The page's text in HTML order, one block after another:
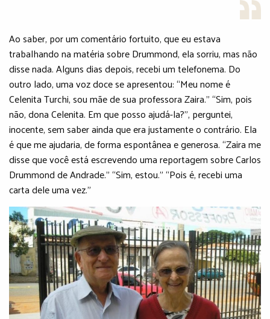
Ao saber, por um comentário fortuito, que eu estava
trabalhando na matéria sobre Drummond, ela sorriu, mas não
disse nada. Alguns dias depois, recebi um telefonema. Do
outro lado, uma voz doce se apresentou: “Meu nome é
Celenita Turchi, sou mãe de sua professora Zaira.” “Sim, pois
não, dona Celenita. Em que posso ajudá-la?”, perguntei,
inocente, sem saber ainda que era justamente o contrário. Ela
é que me ajudaria, de forma espontânea e generosa. “Zaira me
disse que você está escrevendo uma reportagem sobre Carlos
Drummond de Andrade.” “Sim, estou.” “Pois é, recebi uma
carta dele uma vez.”